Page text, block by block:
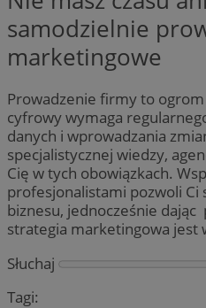
samodzielnie
marketingowe
Prowadzenie firmy to
cyfrowy wymaga
danych i wprowadzania
specjalistycznej wiedzy,
Cię w tych obowiązkach.
profesjonalistami pozwoli Ci
biznesu, jednocześnie dając
strategia marketingowa jest
Słuchaj
Tagi: